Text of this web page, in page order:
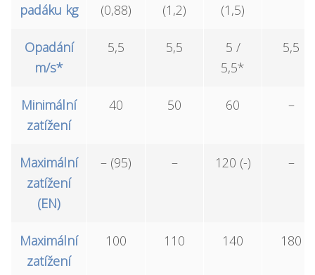
padáku kg
(0,88)
(1,2)
(1,5)
Opadání
m/s*
5,5 5,5
5 /
5,5*
5,5
Minimální
zatížení
40 50 60 –
Maximální
zatížení
(EN)
– (95) – 120 (-) –
Maximální
zatížení
100 110 140 180